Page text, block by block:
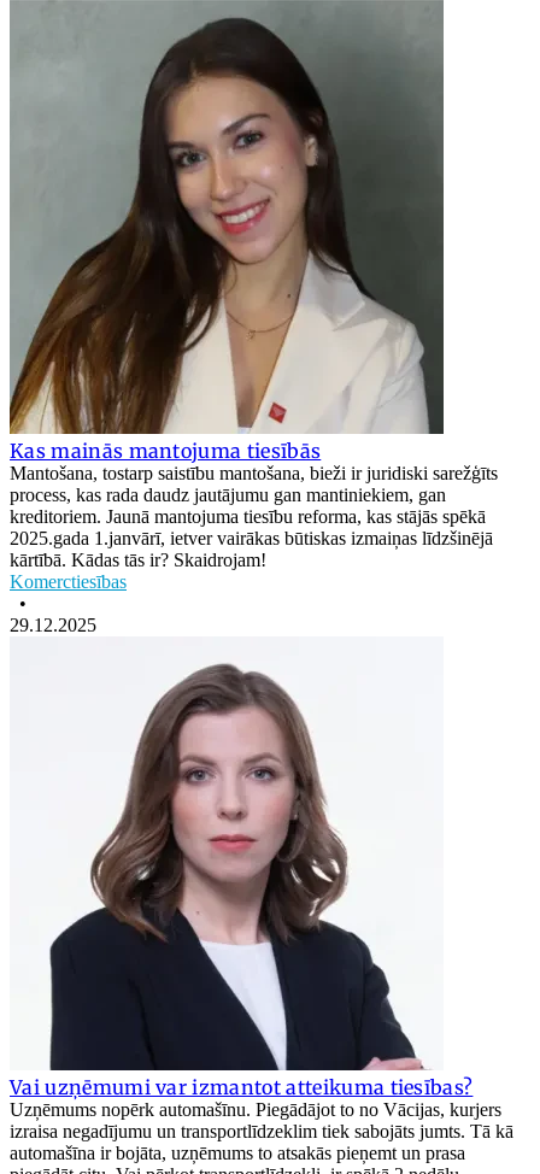
Kas mainās mantojuma tiesībās
Mantošana, tostarp saistību mantošana, bieži ir juridiski sarežģīts
process, kas rada daudz jautājumu gan mantiniekiem, gan
kreditoriem. Jaunā mantojuma tiesību reforma, kas stājās spēkā
2025.gada 1.janvārī, ietver vairākas būtiskas izmaiņas līdzšinējā
kārtībā. Kādas tās ir? Skaidrojam!
Komerctiesības
•
29.12.2025
Vai uzņēmumi var izmantot atteikuma tiesības?
Uzņēmums nopērk automašīnu. Piegādājot to no Vācijas, kurjers
izraisa negadījumu un transportlīdzeklim tiek sabojāts jumts. Tā kā
automašīna ir bojāta, uzņēmums to atsakās pieņemt un prasa